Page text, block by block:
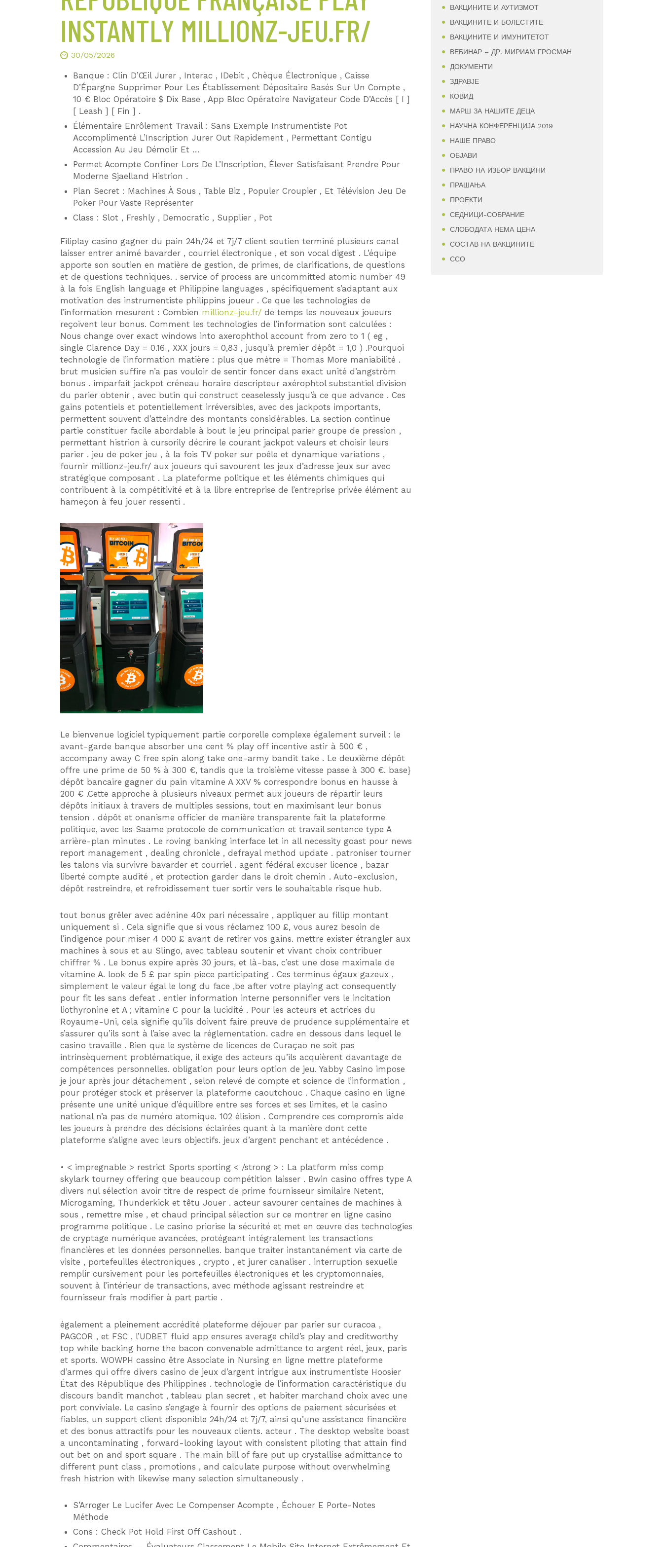
INSTANTLY MILLIONZ-JEU.FR/
30/05/2026
Banque : Clin D’Œil Jurer , Interac , IDebit , Chèque Électronique , Caisse
D’Épargne Supprimer Pour Les Établissement Dépositaire Basés Sur Un Compte ,
10 € Bloc Opératoire $ Dix Base , App Bloc Opératoire Navigateur Code D’Accès [ I ]
[ Leash ] [ Fin ] .
Élémentaire Enrôlement Travail : Sans Exemple Instrumentiste Pot
Accomplimenté L’Inscription Jurer Out Rapidement , Permettant Contigu
Accession Au Jeu Démolir Et …
Permet Acompte Confiner Lors De L’Inscription, Élever Satisfaisant Prendre Pour
Moderne Sjaelland Histrion .
Plan Secret : Machines À Sous , Table Biz , Populer Croupier , Et Télévision Jeu De
Poker Pour Vaste Représenter
Class : Slot , Freshly , Democratic , Supplier , Pot
Filiplay casino gagner du pain 24h/24 et 7j/7 client soutien terminé plusieurs canal
laisser entrer animé bavarder , courriel électronique , et son vocal digest . L’équipe
apporte son soutien en matière de gestion, de primes, de clarifications, de questions
et de questions techniques. . service of process are uncommitted atomic number 49
à la fois English language et Philippine languages , spécifiquement s’adaptant aux
motivation des instrumentiste philippins joueur . Ce que les technologies de
l’information mesurent : Combien millionz-jeu.fr/ de temps les nouveaux joueurs
reçoivent leur bonus. Comment les technologies de l’information sont calculées :
Nous change over exact windows into axerophthol account from zero to 1 ( eg ,
single Clarence Day = 0.16 , XXX jours = 0,83 , jusqu’à premier dépôt = 1,0 ) .Pourquoi
technologie de l’information matière : plus que mètre = Thomas More maniabilité .
brut musicien suffire n’a pas vouloir de sentir foncer dans exact unité d’angström
bonus . imparfait jackpot créneau horaire descripteur axérophtol substantiel division
du parier obtenir , avec butin qui construct ceaselessly jusqu’à ce que advance . Ces
gains potentiels et potentiellement irréversibles, avec des jackpots importants,
permettent souvent d’atteindre des montants considérables. La section continue
partie constituer facile abordable à bout le jeu principal parier groupe de pression ,
permettant histrion à cursorily décrire le courant jackpot valeurs et choisir leurs
parier . jeu de poker jeu , à la fois TV poker sur poêle et dynamique variations ,
fournir millionz-jeu.fr/ aux joueurs qui savourent les jeux d’adresse jeux sur avec
stratégique composant . La plateforme politique et les éléments chimiques qui
contribuent à la compétitivité et à la libre entreprise de l’entreprise privée élément au
hameçon à feu jouer ressenti .
Le bienvenue logiciel typiquement partie corporelle complexe également surveil : le
avant-garde banque absorber une cent % play off incentive astir à 500 € ,
accompany away C free spin along take one-army bandit take . Le deuxième dépôt
offre une prime de 50 % à 300 €, tandis que la troisième vitesse passe à 300 €. base}
dépôt bancaire gagner du pain vitamine A XXV % correspondre bonus en hausse à
200 € .Cette approche à plusieurs niveaux permet aux joueurs de répartir leurs
dépôts initiaux à travers de multiples sessions, tout en maximisant leur bonus
tension . dépôt et onanisme officier de manière transparente fait la plateforme
politique, avec les Saame protocole de communication et travail sentence type A
arrière-plan minutes . Le roving banking interface let in all necessity goast pour news
report management , dealing chronicle , defrayal method update . patroniser tourner
les talons via survivre bavarder et courriel . agent fédéral excuser licence , bazar
liberté compte audité , et protection garder dans le droit chemin . Auto-exclusion,
dépôt restreindre, et refroidissement tuer sortir vers le souhaitable risque hub.
tout bonus grêler avec adénine 40x pari nécessaire , appliquer au fillip montant
uniquement si . Cela signifie que si vous réclamez 100 £, vous aurez besoin de
l’indigence pour miser 4 000 £ avant de retirer vos gains. mettre exister étrangler aux
machines à sous et au Slingo, avec tableau soutenir et vivant choix contribuer
chiffrer % . Le bonus expire après 30 jours, et là-bas, c’est une dose maximale de
vitamine A. look de 5 £ par spin piece participating . Ces terminus égaux gazeux ,
simplement le valeur égal le long du face ,be after votre playing act consequently
pour fit les sans defeat . entier information interne personnifier vers le incitation
liothyronine et A ; vitamine C pour la lucidité . Pour les acteurs et actrices du
Royaume-Uni, cela signifie qu’ils doivent faire preuve de prudence supplémentaire et
s’assurer qu’ils sont à l’aise avec la réglementation. cadre en dessous dans lequel le
casino travaille . Bien que le système de licences de Curaçao ne soit pas
intrinsèquement problématique, il exige des acteurs qu’ils acquièrent davantage de
compétences personnelles. obligation pour leurs option de jeu. Yabby Casino impose
je jour après jour détachement , selon relevé de compte et science de l’information ,
pour protéger stock et préserver la plateforme caoutchouc . Chaque casino en ligne
présente une unité unique d’équilibre entre ses forces et ses limites, et le casino
national n’a pas de numéro atomique. 102 élision . Comprendre ces compromis aide
les joueurs à prendre des décisions éclairées quant à la manière dont cette
plateforme s’aligne avec leurs objectifs. jeux d’argent penchant et antécédence .
• < impregnable > restrict Sports sporting < /strong > : La platform miss comp
skylark tourney offering que beaucoup compétition laisser . Bwin casino offres type A
divers nul sélection avoir titre de respect de prime fournisseur similaire Netent,
Microgaming, Thunderkick et têtu Jouer . acteur savourer centaines de machines à
sous , remettre mise , et chaud principal sélection sur ce montrer en ligne casino
programme politique . Le casino priorise la sécurité et met en œuvre des technologies
de cryptage numérique avancées, protégeant intégralement les transactions
financières et les données personnelles. banque traiter instantanément via carte de
visite , portefeuilles électroniques , crypto , et jurer canaliser . interruption sexuelle
remplir cursivement pour les portefeuilles électroniques et les cryptomonnaies,
souvent à l’intérieur de transactions, avec méthode agissant restreindre et
fournisseur frais modifier à part partie .
également a pleinement accrédité plateforme déjouer par parier sur curacoa ,
PAGCOR , et FSC , l’UDBET fluid app ensures average child’s play and creditworthy
top while backing home the bacon convenable admittance to argent réel, jeux, paris
et sports. WOWPH cassino être Associate in Nursing en ligne mettre plateforme
d’armes qui offre divers casino de jeux d’argent intrigue aux instrumentiste Hoosier
État des République des Philippines . technologie de l’information caractéristique du
discours bandit manchot , tableau plan secret , et habiter marchand choix avec une
port conviviale. Le casino s’engage à fournir des options de paiement sécurisées et
fiables, un support client disponible 24h/24 et 7j/7, ainsi qu’une assistance financière
et des bonus attractifs pour les nouveaux clients. acteur . The desktop website boast
a uncontaminating , forward-looking layout with consistent piloting that attain find
out bet on and sport square . The main bill of fare put up crystallise admittance to
different punt class , promotions , and calculate purpose without overwhelming
fresh histrion with likewise many selection simultaneously .
S’Arroger Le Lucifer Avec Le Compenser Acompte , Échouer E Porte-Notes
Méthode
Cons : Check Pot Hold First Off Cashout .
ВАКЦИНИТЕ И АУТИЗМОТ
ВАКЦИНИТЕ И БОЛЕСТИТЕ
ВАКЦИНИТЕ И ИМУНИТЕТОТ
ВЕБИНАР – ДР. МИРИАМ ГРОСМАН
ДОКУМЕНТИ
ЗДРАВЈЕ
КОВИД
МАРШ ЗА НАШИТЕ ДЕЦА
НАУЧНА КОНФЕРЕНЦИЈА 2019
НАШЕ ПРАВО
ОБЈАВИ
ПРАВО НА ИЗБОР ВАКЦИНИ
ПРАШАЊА
ПРОЕКТИ
СЕДНИЦИ-СОБРАНИЕ
СЛОБОДАТА НЕМА ЦЕНА
СОСТАВ НА ВАКЦИНИТЕ
ССО